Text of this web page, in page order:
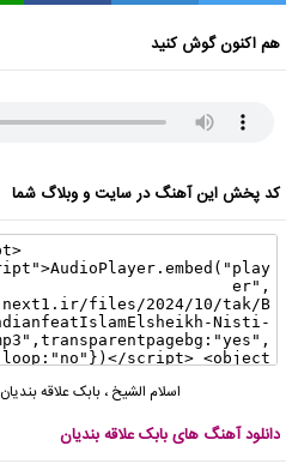
هم اکنون گوش کنید
کد پخش این آهنگ در سایت و وبلاگ شما
اسلام الشیخ ، بابک علاقه بندیان
دانلود آهنگ های بابک علاقه بندیان